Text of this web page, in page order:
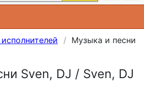
исполнителей
Музыка и песни
Sven, DJ / Sven, DJ